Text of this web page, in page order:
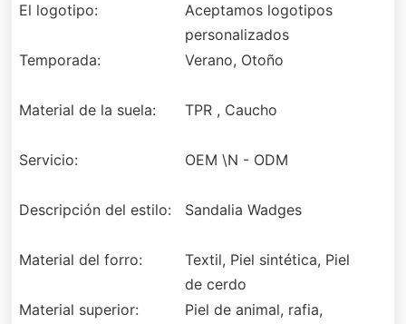
El logotipo:
Aceptamos logotipos
personalizados
Temporada:
Verano, Otoño
Material de la suela: TPR , Caucho
Servicio: OEM \N - ODM
Descripción del estilo: Sandalia Wadges
Material del forro:
Textil, Piel sintética, Piel
de cerdo
Material superior:
Piel de animal, rafia,